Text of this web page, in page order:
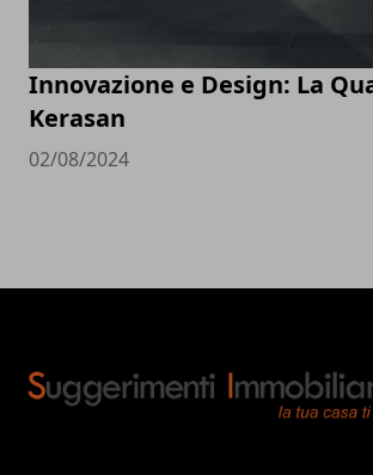
Innovazione e Design: La
Kerasan
02/08/2024